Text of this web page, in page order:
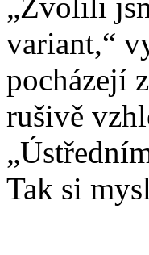
variant,“
pocházejí
rušivě
Tak si